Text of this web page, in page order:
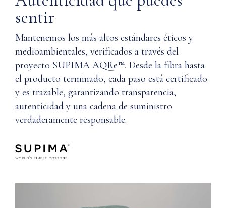
sentir
Mantenemos los más altos estándares éticos y
medioambientales, verificados a través del
proyecto SUPIMA AQRe™. Desde la fibra hasta
el producto terminado, cada paso está certificado
y es trazable, garantizando transparencia,
autenticidad y una cadena de suministro
verdaderamente responsable.